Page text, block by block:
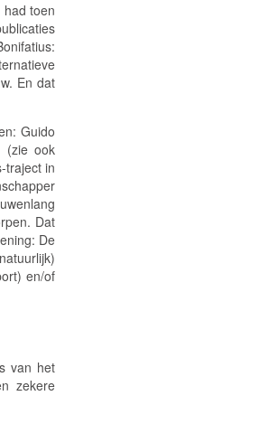
had toen
En dat
Guido
(zie ook
traject in
Dat
De
en/of
van het
zekere